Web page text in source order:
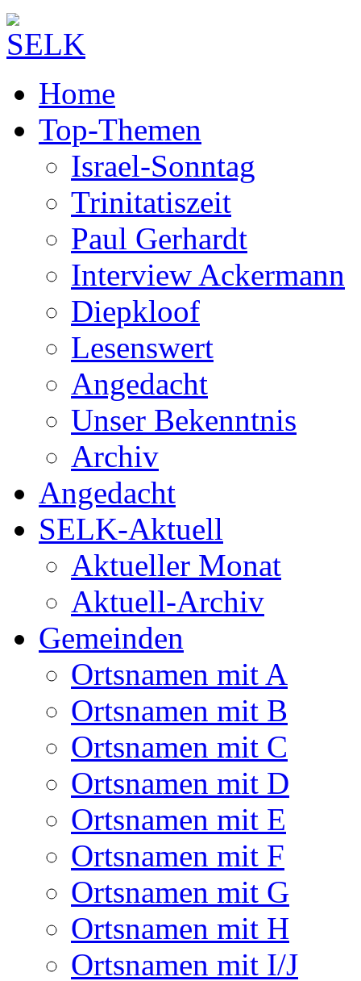
Home
Top-Themen
Israel-Sonntag
Trinitatiszeit
Paul Gerhardt
Interview Ackermann
Diepkloof
Lesenswert
Angedacht
Unser Bekenntnis
Archiv
Angedacht
SELK-Aktuell
Aktueller Monat
Aktuell-Archiv
Gemeinden
Ortsnamen mit A
Ortsnamen mit B
Ortsnamen mit C
Ortsnamen mit D
Ortsnamen mit E
Ortsnamen mit F
Ortsnamen mit G
Ortsnamen mit H
Ortsnamen mit I/J